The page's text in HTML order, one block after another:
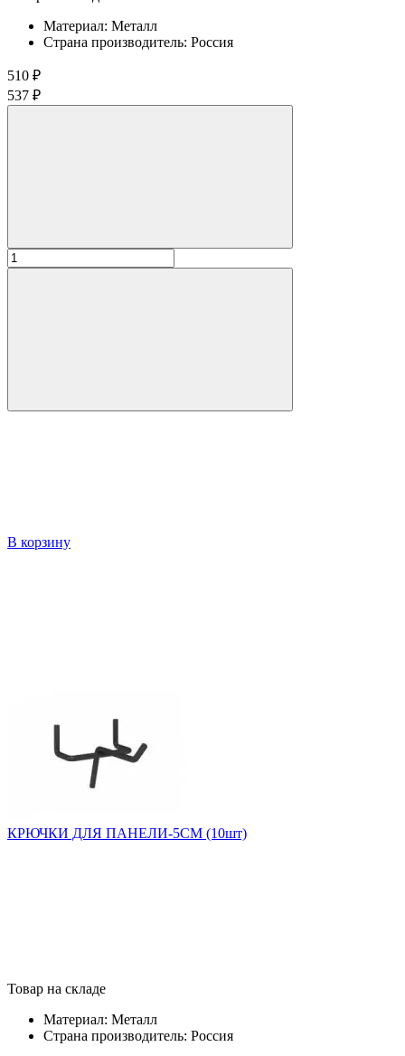
Материал: Металл
Страна производитель: Россия
510 ₽
537 ₽
В корзину
КРЮЧКИ ДЛЯ ПАНЕЛИ-5СМ (10шт)
Товар на складе
Материал: Металл
Страна производитель: Россия